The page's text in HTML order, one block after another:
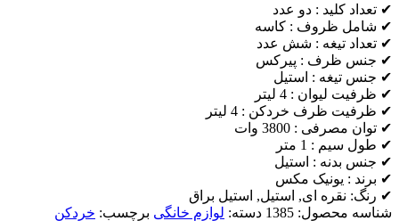
✔ تعداد کلید : دو عدد
✔ شامل ظروف : کاسه
✔ تعداد تیغه : شش عدد
✔ جنس ظرف : پیرکس
✔ جنس تیغه : استیل
✔ ظرفیت لیوان : 4 لیتر
✔ ظرفیت ظرف خردکن : 4 لیتر
✔ توان مصرفی : 3800 وات
✔ طول سیم : 1 متر
✔ جنس بدنه : استیل
✔ برند : یونیک مکس
✔ رنگ: نقره ای, استیل, استیل براق
شناسه محصول: 1385 دسته: لوازم خانگی برچسب: خردکن